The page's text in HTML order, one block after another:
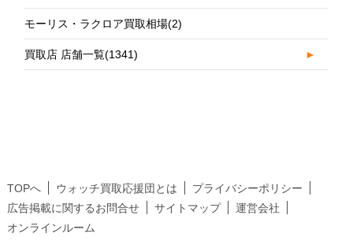
モーリス・ラクロア買取相場(2)
買取店 店舗一覧(1341) ►
TOPへ ウォッチ買取応援団とは
プライバシーポリシー
広告掲載に関するお問合せ
サイトマップ
運営会社
オンラインルーム